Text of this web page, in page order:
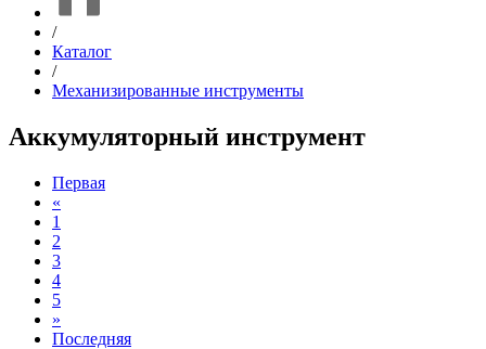
/
Каталог
/
Механизированные инструменты
Аккумуляторный инструмент
Первая
«
1
2
3
4
5
»
Последняя